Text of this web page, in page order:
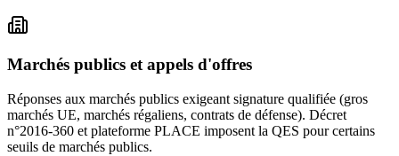
Marchés publics et appels d'offres
Réponses aux marchés publics exigeant signature qualifiée (gros
marchés UE, marchés régaliens, contrats de défense). Décret
n°2016-360 et plateforme PLACE imposent la QES pour certains
seuils de marchés publics.